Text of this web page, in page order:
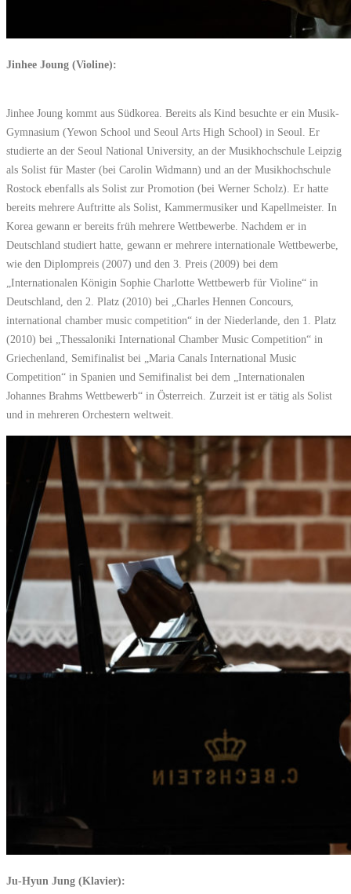
Jinhee Joung (Violine):
Jinhee Joung kommt aus Südkorea. Bereits als Kind besuchte er ein Musik-
Gymnasium (Yewon School und Seoul Arts High School) in Seoul. Er
studierte an der Seoul National University, an der Musikhochschule Leipzig
als Solist für Master (bei Carolin Widmann) und an der Musikhochschule
Rostock ebenfalls als Solist zur Promotion (bei Werner Scholz). Er hatte
bereits mehrere Auftritte als Solist, Kammermusiker und Kapellmeister. In
Korea gewann er bereits früh mehrere Wettbewerbe. Nachdem er in
Deutschland studiert hatte, gewann er mehrere internationale Wettbewerbe,
wie den Diplompreis (2007) und den 3. Preis (2009) bei dem
„Internationalen Königin Sophie Charlotte Wettbewerb für Violine“ in
Deutschland, den 2. Platz (2010) bei „Charles Hennen Concours,
international chamber music competition“ in der Niederlande, den 1. Platz
(2010) bei „Thessaloniki International Chamber Music Competition“ in
Griechenland, Semifinalist bei „Maria Canals International Music
Competition“ in Spanien und Semifinalist bei dem „Internationalen
Johannes Brahms Wettbewerb“ in Österreich. Zurzeit ist er tätig als Solist
und in mehreren Orchestern weltweit.
Ju-Hyun Jung (Klavier):